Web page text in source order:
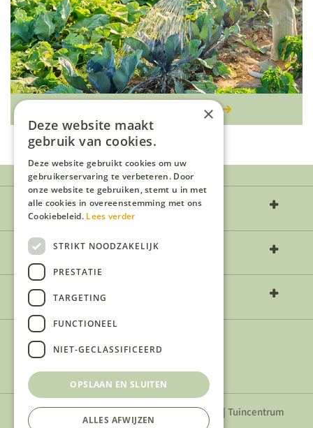
Zomerse moestuintips
Over ons
Openingstijden
Contact
Privacyverklaring|Algemene voorwaarden | Tuincentrum
×
Deze website maakt
gebruik van cookies.
Deze website gebruikt cookies om uw
gebruikerservaring te verbeteren. Door
onze website te gebruiken, stemt u in met
alle cookies in overeenstemming met ons
Cookiebeleid. Lees verder
STRIKT NOODZAKELIJK
PRESTATIE
TARGETING
FUNCTIONEEL
NIET-GECLASSIFICEERD
OPSLAAN EN SLUITEN
ALLES AFWIJZEN